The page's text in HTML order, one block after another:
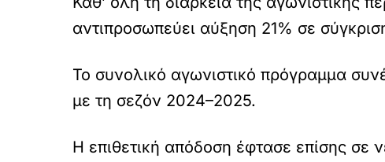
αντιπροσωπεύει αύξηση 21% σε
Το συνολικό αγωνιστικό πρόγραμμα
με τη σεζόν 2024–2025.
Η επιθετική απόδοση έφτασε επίσης